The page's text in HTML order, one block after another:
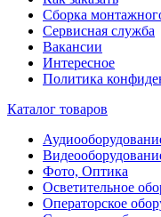
Сборка
Сервисная служба
Вакансии
Интересное
Политика
Каталог товаров
Фото, Оптика
Осветительное
Операторское